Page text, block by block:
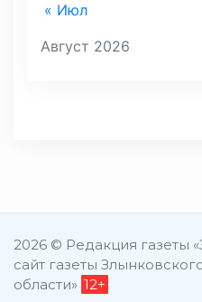
Август 2026
« Июл
2026 © Редакция газеты
сайт газеты
области» 12+